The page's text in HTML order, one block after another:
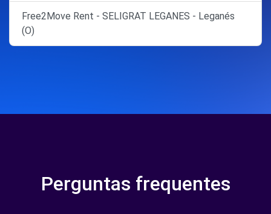
Free2Move Rent - SELIGRAT LEGANES - Leganés
(O)
Perguntas frequentes